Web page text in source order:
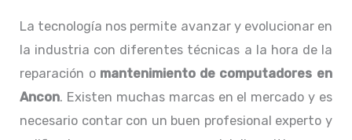
La tecnología nos permite avanzar y evolucionar en
la industria con diferentes técnicas a la hora de la
reparación o mantenimiento de computadores en
Ancon. Existen muchas marcas en el mercado y es
necesario contar con un buen profesional experto y